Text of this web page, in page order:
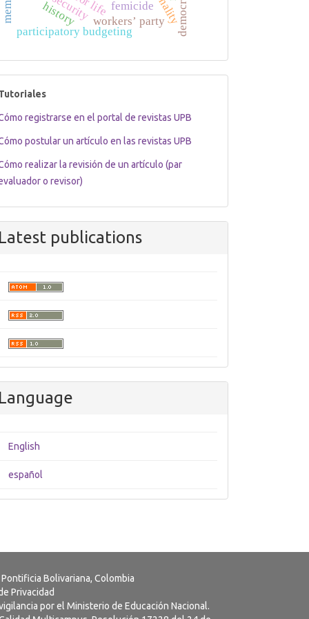
workers’ party
participatory budgeting
femicide
history
tutoriales
registrarse en el portal de revistas UPB
postular un artículo en las revistas UPB
realizar la revisión de un artículo (par
o revisor)
Latest publications
Language
English
español
Bolivariana, Colombia
Privacidad
por el Ministerio de Educación Nacional.